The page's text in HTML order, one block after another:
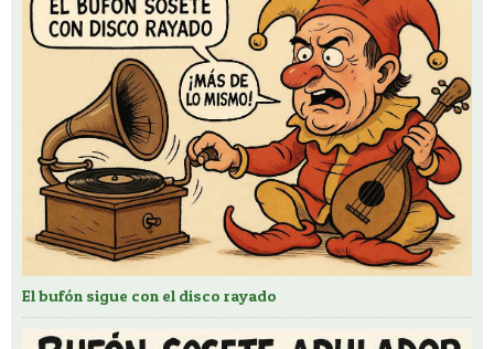
El bufón sigue con el disco rayado